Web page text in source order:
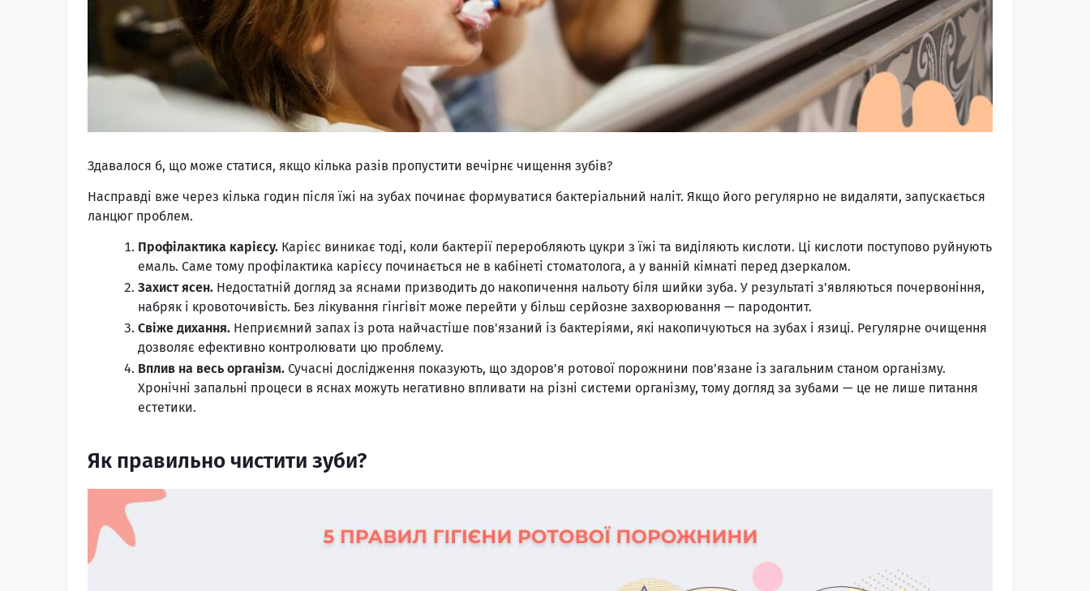
Здавалося б, що може статися, якщо кілька разів пропустити вечірнє чищення зубів?
Насправді вже через кілька годин після їжі на зубах починає формуватися бактеріальний наліт. Якщо його регулярно не видаляти, запускається
ланцюг проблем.
Профілактика карієсу. Карієс виникає тоді, коли бактерії переробляють цукри з їжі та виділяють кислоти. Ці кислоти поступово руйнують
емаль. Саме тому профілактика карієсу починається не в кабінеті стоматолога, а у ванній кімнаті перед дзеркалом.
Захист ясен. Недостатній догляд за яснами призводить до накопичення нальоту біля шийки зуба. У результаті з'являються почервоніння,
набряк і кровоточивість. Без лікування гінгівіт може перейти у більш серйозне захворювання — пародонтит.
Свіже дихання. Неприємний запах із рота найчастіше пов'язаний із бактеріями, які накопичуються на зубах і язиці. Регулярне очищення
дозволяє ефективно контролювати цю проблему.
Вплив на весь організм. Сучасні дослідження показують, що здоров'я ротової порожнини пов'язане із загальним станом організму.
Хронічні запальні процеси в яснах можуть негативно впливати на різні системи організму, тому догляд за зубами — це не лише питання
естетики.
Як правильно чистити зуби?